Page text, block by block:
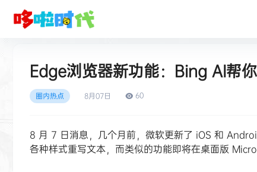
Edge浏览器新功能：Bing AI帮
圈内热点 8月07日 60
8 月 7 日消息，几个月前，微软更新了 iOS 和
各种样式重写文本，而类似的功能即将在桌面版